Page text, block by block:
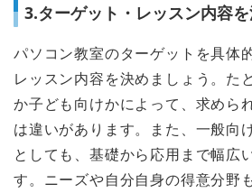
3.ターゲット・レッスン内容
パソコン教室のターゲットを具体
レッスン内容を決めましょう。た
か子ども向けかによって、求めら
は違いがあります。また、一般向
としても、基礎から応用まで幅広
す。ニーズや自分自身の得意分野